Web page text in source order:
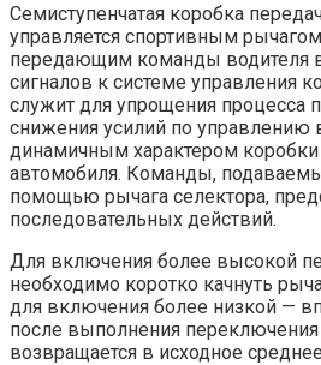
Семиступенчатая коробка
управляется спортивным
передающим команды водителя
сигналов к системе управления
служит для упрощения процесса
снижения усилий по управлению
динамичным характером коробки
автомобиля. Команды,
помощью рычага селектора,
последовательных действий.
Для включения более высокой
необходимо коротко качнуть
для включения более низкой —
после выполнения
возвращается в исходное